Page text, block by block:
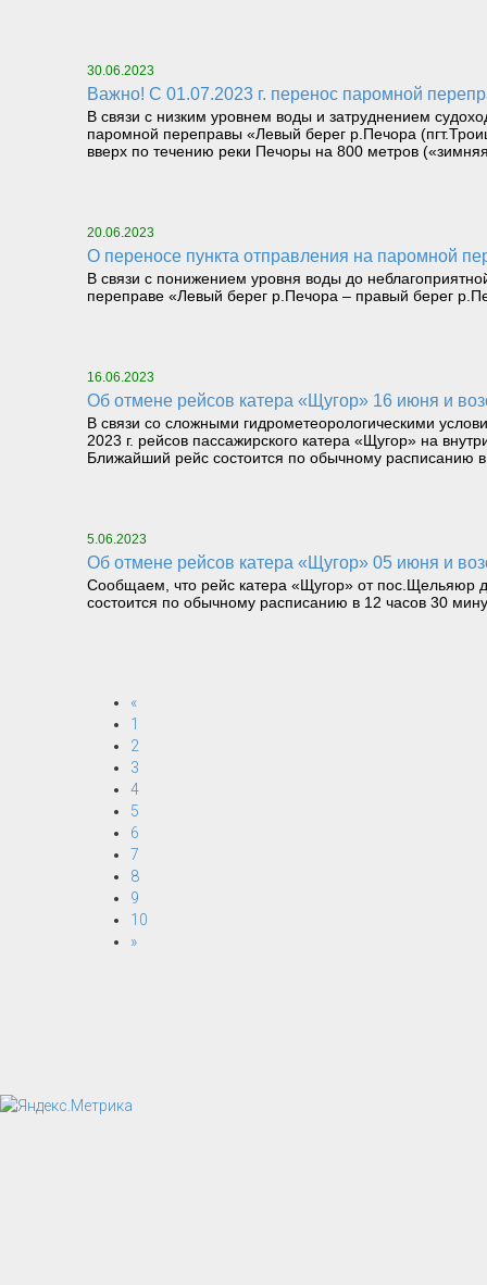
30.06.2023
Важно! С 01.07.2023 г. перенос паромной
В связи с низким уровнем воды и затруднением
паромной переправы «Левый берег р.Печора
вверх по течению реки Печоры на 800 метров
20.06.2023
О переносе пункта отправления на паромной
В связи с понижением уровня воды до
переправе «Левый берег р.Печора – правый берег
16.06.2023
Об отмене рейсов катера «Щугор» 16 июня и
В связи со сложными гидрометеорологическими
2023 г. рейсов пассажирского катера «Щугор» на
Ближайший рейс состоится по обычному расписанию
5.06.2023
Об отмене рейсов катера «Щугор» 05 июня и
Сообщаем, что рейс катера «Щугор» от пос.Щельяюр
состоится по обычному расписанию в 12 часов 30
«
1
2
3
4
5
6
7
8
9
10
»